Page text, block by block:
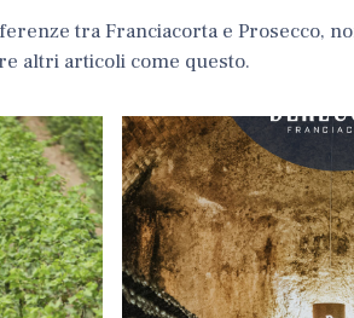
tra Franciacorta e Prosecco,
altri articoli come questo.